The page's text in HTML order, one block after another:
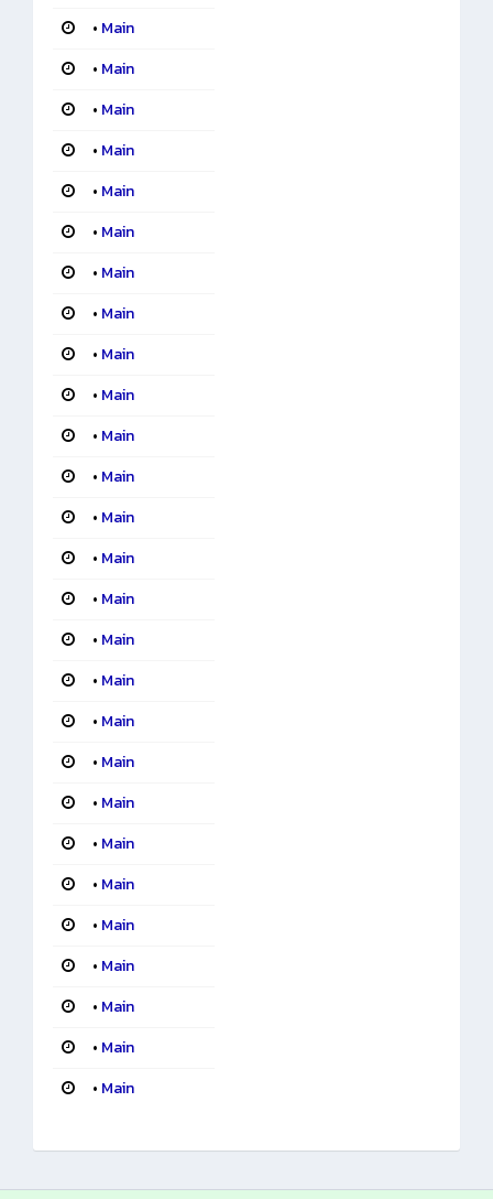
• Main
• Main
• Main
• Main
• Main
• Main
• Main
• Main
• Main
• Main
• Main
• Main
• Main
• Main
• Main
• Main
• Main
• Main
• Main
• Main
• Main
• Main
• Main
• Main
• Main
• Main
• Main